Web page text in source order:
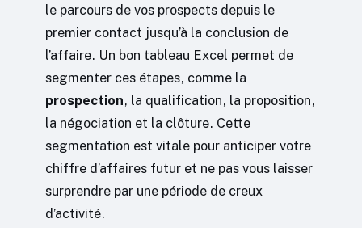
le parcours de vos prospects depuis le
premier contact jusqu’à la conclusion de
l’affaire. Un bon tableau Excel permet de
segmenter ces étapes, comme la
prospection, la qualification, la proposition,
la négociation et la clôture. Cette
segmentation est vitale pour anticiper votre
chiffre d’affaires futur et ne pas vous laisser
surprendre par une période de creux
d’activité.